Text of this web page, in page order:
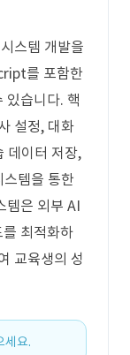
스템 개발을
를 포함한
있습니다. 핵
설정, 대화
데이터 저장,
템을 통한
템은 외부 AI
최적화하
교육생의 성
세요.